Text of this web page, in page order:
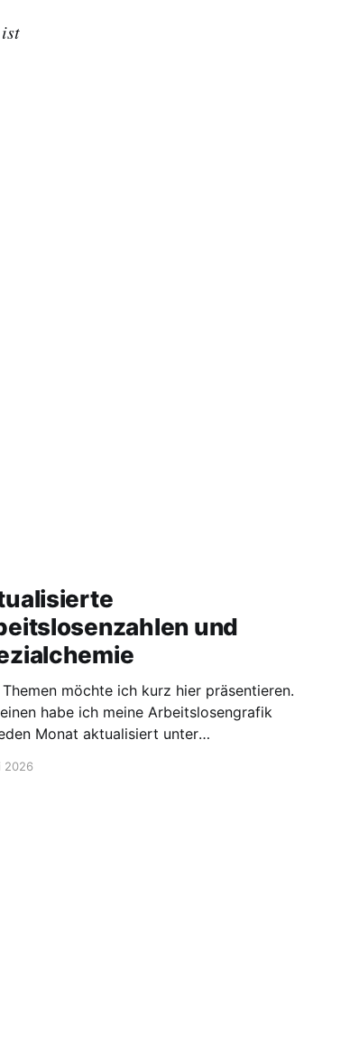
und
möchte ich kurz hier präsentieren.
habe ich meine Arbeitslosengrafik
Monat aktualisiert unter
arbeitslose-chemiker/. Und die
2026